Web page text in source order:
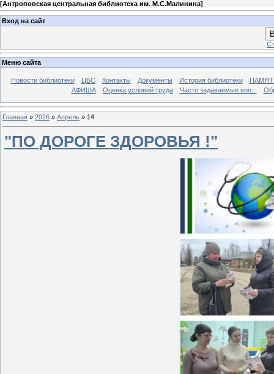
[Антроповская центральная библиотека им. М.С.Малинина]
Вход на сайт
Меню сайта
Новости библиотеки ЦБС Контакты Документы История библиотеки
АФИША
Оценка условий труда Часто задаваемые воп...
Главная » 2026 » Апрель » 14
"ПО ДОРОГЕ ЗДОРОВЬЯ !"